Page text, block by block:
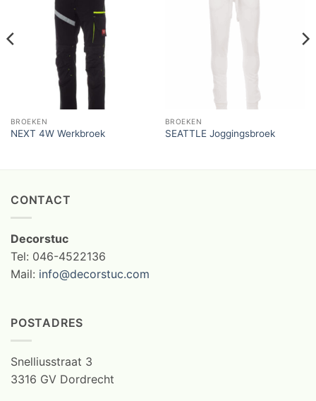
BROEKEN
NEXT 4W Werkbroek
BROEKEN
SEATTLE Joggingsbroek
CONTACT
Decorstuc
Tel: 046-4522136
Mail: info@decorstuc.com
POSTADRES
Snelliusstraat 3
3316 GV Dordrecht